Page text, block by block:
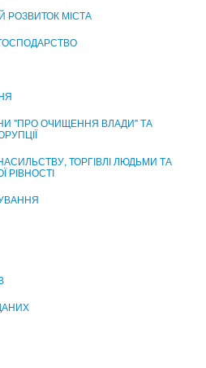
УСТАНОВИ ТА ЗАКЛАДИ
ПОСЛУГ
РОЗВИТОК МІСТА
"ПРО ОЧИЩЕННЯ ВЛАДИ" ТА
ТОРГІВЛІ ЛЮДЬМИ ТА
РІВНОСТІ